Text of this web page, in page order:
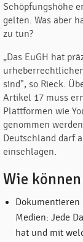
Schöpfungshöhe
gelten. Was aber
zu tun?
„Das EuGH hat
sind", so Rieck.
Artikel 17 muss
Plattformen wie
genommen
Deutschland darf
einschlagen.
Wie
Medien: Jede
hat und mit